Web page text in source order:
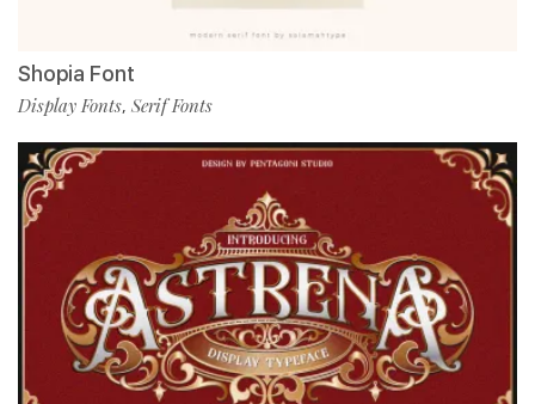
Shopia Font
Display Fonts, Serif Fonts